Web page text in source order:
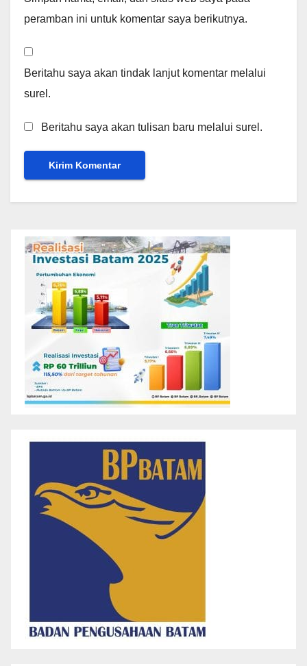
peramban ini untuk komentar saya berikutnya.
Beritahu saya akan tindak lanjut komentar melalui
surel.
Beritahu saya akan tulisan baru melalui surel.